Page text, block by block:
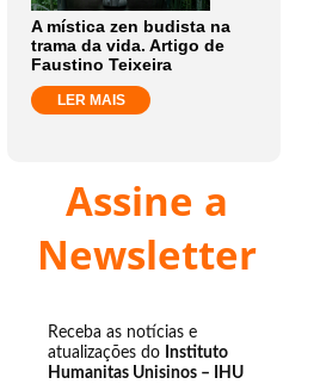
A mística zen budista na
trama da vida. Artigo de
Faustino Teixeira
LER MAIS
Assine a
Newsletter
Receba as notícias e
atualizações do Instituto
Humanitas Unisinos – IHU